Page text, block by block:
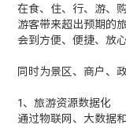
在食、住、行、游、
游客带来超出预期的
会到方便、便捷、放
同时为景区、商户、
1、旅游资源数据化
通过物联网、大数据